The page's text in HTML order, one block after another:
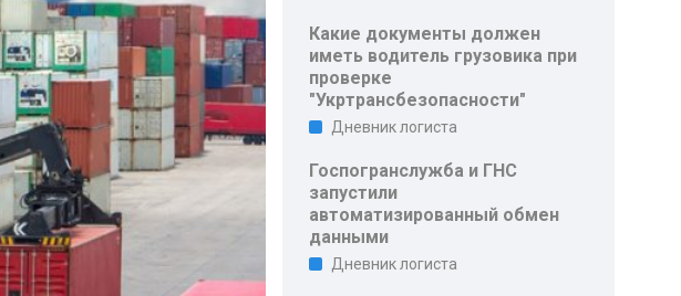
Какие документы должен
иметь водитель грузовика при
проверке
"Укртрансбезопасности"
Дневник логиста
Госпогранслужба и ГНС
запустили
автоматизированный обмен
данными
Дневник логиста